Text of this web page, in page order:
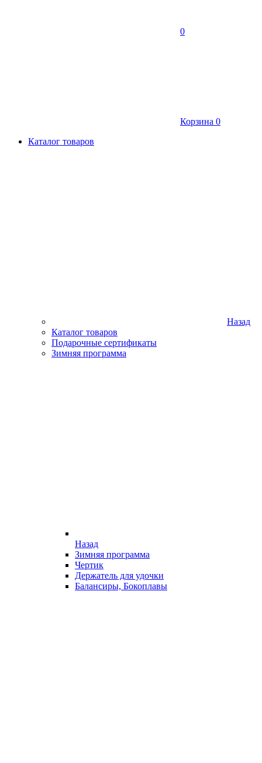
0
Корзина 0
Каталог товаров
Назад
Каталог товаров
Подарочные сертификаты
Зимняя программа
Назад
Зимняя программа
Чертик
Держатель для удочки
Балансиры, Бокоплавы